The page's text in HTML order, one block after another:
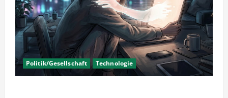
Politik/Gesellschaft Technologie